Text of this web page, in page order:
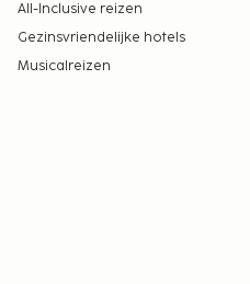
All-Inclusive reizen
Gezinsvriendelijke hotels
Musicalreizen